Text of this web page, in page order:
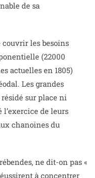
de sa
couvrir les besoins
(22000
actuelles en 1805)
Les grandes
sur place ni
de leurs
chanoines du
ne dit-on pas «
à concentrer